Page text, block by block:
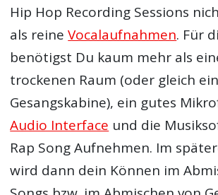
Hip Hop Recording Sessions
als reineVocalaufnahmen. Für
benötigst Du kaum mehr als
trockenen Raum (oder gleich
Gesangskabine), ein gutes
Audio Interface und die
Rap Song Aufnehmen. Im
wird dann dein Können im